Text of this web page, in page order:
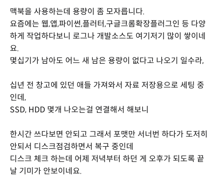
맥북을 사용하는데 용량이 좀 모자릅니다.
요즘에는 웹,앱,파이썬,플러터,구글크롬확장플러그인 등 다양
하게 작업하다보니 로그나 개발소스도 여기저기 많이 쌓이네
요.
몇십기가 남아도 어느 새 남은 용량이 없다고 나오기 일수라,
십년 전 창고에 있던 애들 가져와서 자료 저장용으로 세팅 중
인데,
SSD, HDD 몇개 나오는걸 연결해서 해보니
한시간 쓰다보면 안되고 그래서 포맷만 서너번 하다가 도저히
안되서 디스크점검하면서 복구 중인데
디스크 체크 하는데 어제 저녁부터 하던 게 오후가 되도록 끝
날 기미가 안보이네요.